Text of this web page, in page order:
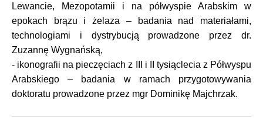
Lewancie, Mezopotamii i na półwyspie Arabskim w
epokach brązu i żelaza – badania nad materiałami,
technologiami i dystrybucją prowadzone przez dr.
Zuzannę Wygnańską,
- ikonografii na pieczęciach z III i II tysiąclecia z Półwyspu
Arabskiego – badania w ramach przygotowywania
doktoratu prowadzone przez mgr Dominikę Majchrzak.